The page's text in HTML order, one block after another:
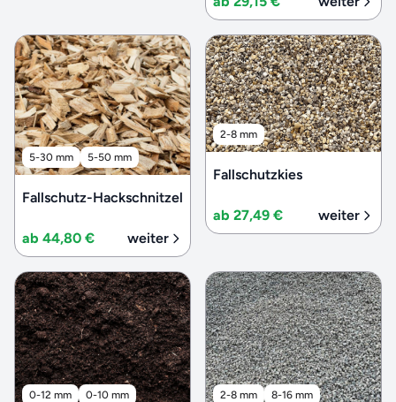
5-30 mm 5-50 mm
Fallschutz-Hackschnitzel
ab 44,80 € weiter
2-8 mm
Fallschutzkies
ab 27,49 € weiter
0-12 mm 0-10 mm 2-8 mm 8-16 mm